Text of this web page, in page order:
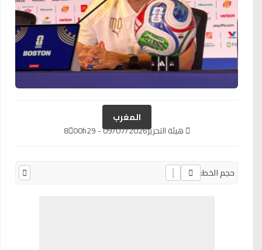
المغرب
هيئة التحرير09/07/2026 - 00h29
8
حجم الخط: